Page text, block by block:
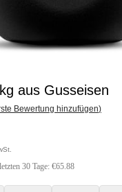
aus Gusseisen
Bewertung hinzufügen)
30 Tage: €65.88